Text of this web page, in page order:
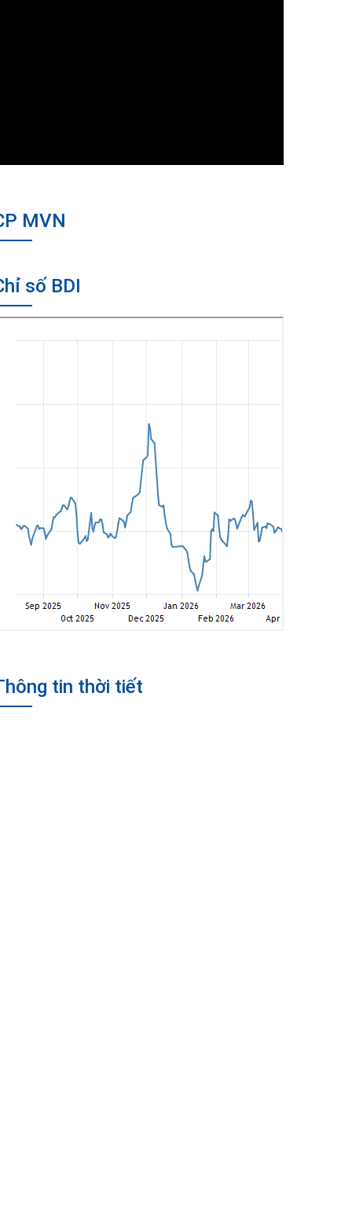
MVN
số BDI
tin thời tiết